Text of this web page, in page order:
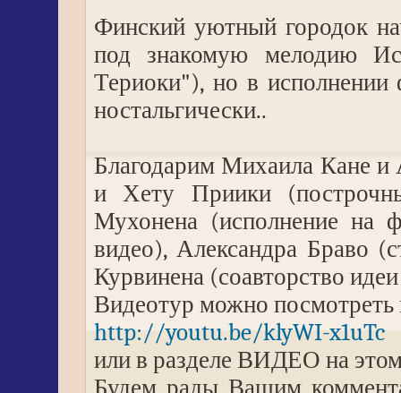
Финский уютный городок
под знакомую мелодию
Териоки"), но в исполнении
ностальгически..
Благодарим Михаила Кане
и Хету Приики
Мухонена (исполнение на
видео), Александра Браво
Курвинена (соавторство
Видеотур можно посмотреть
http://youtu.be/klyWI-x1uTc
или в разделе ВИДЕО на